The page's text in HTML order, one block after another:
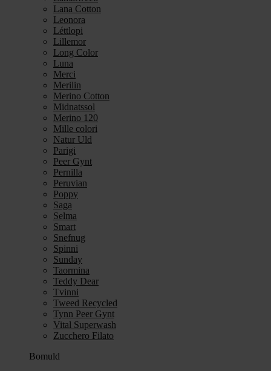
Lana Cotton
Leonora
Léttlopi
Lillemor
Long Color
Luna
Merci
Merilin
Merino Cotton
Midnatssol
Merino 120
Mille colori
Natur Uld
Parigi
Peer Gynt
Pernilla
Peruvian
Poppy
Saga
Selma
Smart
Snefnug
Spinni
Sunday
Taormina
Teddy Dear
Tvinni
Tweed Recycled
Tynn Peer Gynt
Vital Superwash
Zucchero Filato
Bomuld